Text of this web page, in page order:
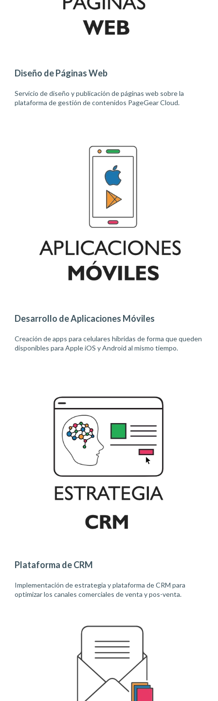
Diseño de Páginas Web
Servicio de diseño y publicación de páginas web sobre la
plataforma de gestión de contenidos PageGear Cloud.
Desarrollo de Aplicaciones Móviles
Creación de apps para celulares híbridas de forma que queden
disponibles para Apple iOS y Android al mismo tiempo.
Plataforma de CRM
Implementación de estrategia y plataforma de CRM para
optimizar los canales comerciales de venta y pos-venta.